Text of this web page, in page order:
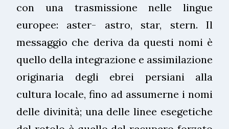
con una trasmissione nelle lingue
europee: aster- astro, star, stern. Il
messaggio che deriva da questi nomi è
quello della integrazione e assimilazione
originaria degli ebrei persiani alla
cultura locale, fino ad assumerne i nomi
delle divinità; una delle linee esegetiche